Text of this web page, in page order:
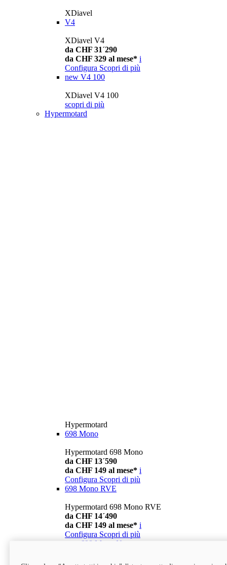
XDiavel
V4
XDiavel V4
da CHF 31´290
da CHF 329 al mese* i
Configura Scopri di più
new V4 100
XDiavel V4 100
scopri di più
Hypermotard
Hypermotard
698 Mono
Hypermotard 698 Mono
da CHF 13´590
da CHF 149 al mese* i
Configura Scopri di più
698 Mono RVE
Hypermotard 698 Mono RVE
da CHF 14´490
da CHF 149 al mese* i
Configura Scopri di più
698 Mono Nera
Hypermotard 698 Mono Nera